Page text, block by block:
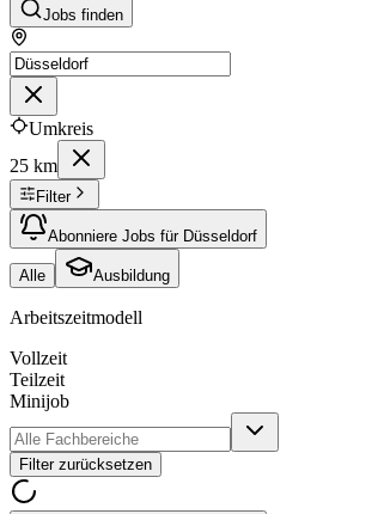
Jobs finden
Umkreis
25 km
Filter
Abonniere Jobs für Düsseldorf
Alle Ausbildung
Arbeitszeitmodell
Vollzeit
Teilzeit
Minijob
Filter zurücksetzen